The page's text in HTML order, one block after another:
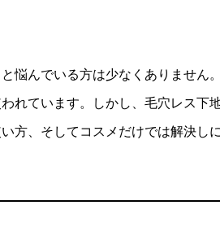
悩んでいる方は少なくありません
れています。しかし、毛穴レス下
方、そしてコスメだけでは解決し